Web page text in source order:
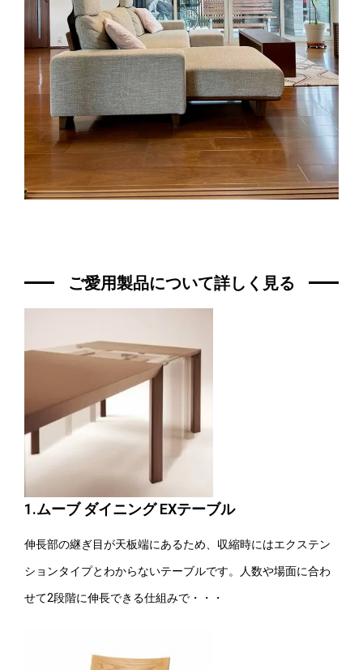
ご愛用製品について詳しく見る
1.ムーブ ダイニング EXテーブル
伸長部の継ぎ目が天板端にあるため、収縮時にはエクステン
ションタイプとわからないテーブルです。人数や場面に合わ
せて2段階に伸長できる仕組みで・・・